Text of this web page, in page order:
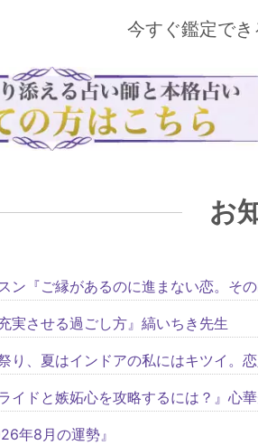
今すぐ鑑定でき
お
ン『ご縁があるのに進まない恋。そ
実させる過ごし方』縞いちき先生
り、夏はインドアの私にはキツイ。
イドと嫉妬心を攻略するには？』心
年8月の運勢』